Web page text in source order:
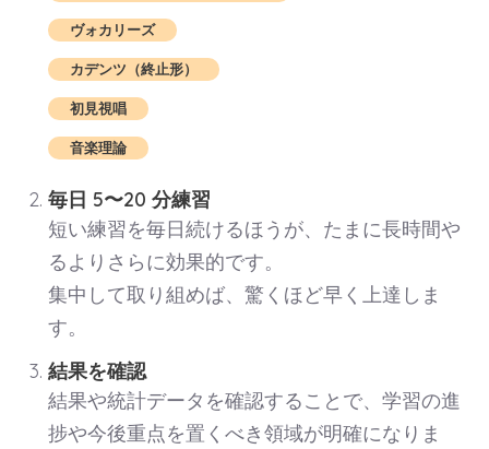
ヴォカリーズ
カデンツ（終止形）
初見視唱
音楽理論
毎日 5〜20 分練習
短い練習を毎日続けるほうが、たまに長時間や
るよりさらに効果的です。
集中して取り組めば、驚くほど早く上達しま
す。
結果を確認
結果や統計データを確認することで、学習の進
捗や今後重点を置くべき領域が明確になりま